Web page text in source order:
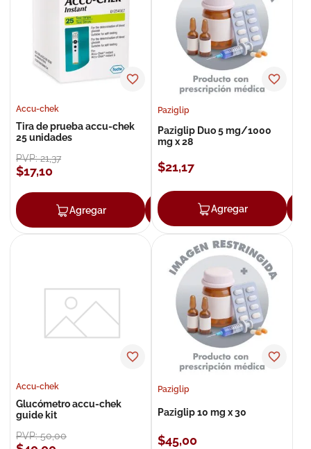
Accu-chek
Tira de prueba accu-chek
25 unidades
PVP:21,37
$17,10
Agregar Agregar
Paziglip
Paziglip Duo 5 mg/1000
mg x 28
$21,17
Agregar
Accu-chek
Glucómetro accu-chek
guide kit
PVP:50,00
Paziglip
Paziglip 10 mg x 30
$45,00
roche posay
megacistin
10.pañales